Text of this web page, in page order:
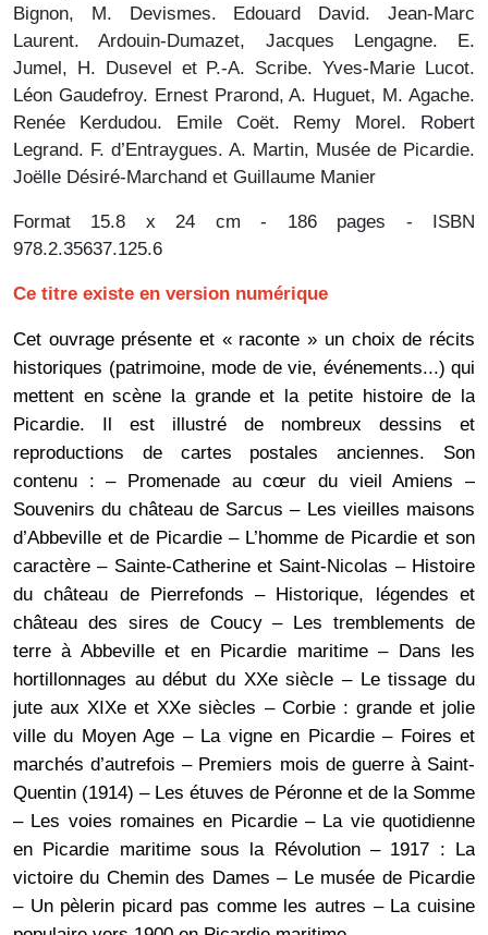
Bignon, M. Devismes. Edouard David. Jean-Marc
Laurent. Ardouin-Dumazet, Jacques Lengagne. E.
Jumel, H. Dusevel et P.-A. Scribe. Yves-Marie Lucot.
Léon Gaudefroy. Ernest Prarond, A. Huguet, M. Agache.
Renée Kerdudou. Emile Coët. Remy Morel. Robert
Legrand. F. d’Entraygues. A. Martin, Musée de Picardie.
Joëlle Désiré-Marchand et Guillaume Manier
Format 15.8 x 24 cm - 186 pages - ISBN
978.2.35637.125.6
Ce titre existe en version numérique
Cet ouvrage présente et « raconte » un choix de récits
historiques (patrimoine, mode de vie, événements...) qui
mettent en scène la grande et la petite histoire de la
Picardie. Il est illustré de nombreux dessins et
reproductions de cartes postales anciennes. Son
contenu : – Promenade au cœur du vieil Amiens –
Souvenirs du château de Sarcus – Les vieilles maisons
d’Abbeville et de Picardie – L’homme de Picardie et son
caractère – Sainte-Catherine et Saint-Nicolas – Histoire
du château de Pierrefonds – Historique, légendes et
château des sires de Coucy – Les tremblements de
terre à Abbeville et en Picardie maritime – Dans les
hortillonnages au début du XXe siècle – Le tissage du
jute aux XIXe et XXe siècles – Corbie : grande et jolie
ville du Moyen Age – La vigne en Picardie – Foires et
marchés d’autrefois – Premiers mois de guerre à Saint-
Quentin (1914) – Les étuves de Péronne et de la Somme
– Les voies romaines en Picardie – La vie quotidienne
en Picardie maritime sous la Révolution – 1917 : La
victoire du Chemin des Dames – Le musée de Picardie
– Un pèlerin picard pas comme les autres – La cuisine